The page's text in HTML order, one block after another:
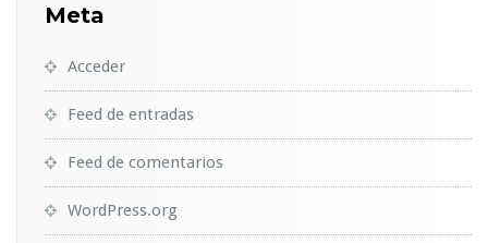
Meta
Acceder
Feed de entradas
Feed de comentarios
WordPress.org